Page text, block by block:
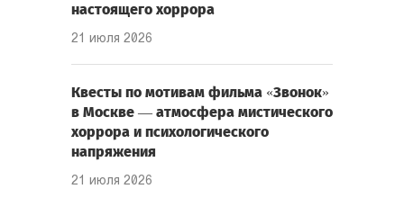
настоящего хоррора
21 июля 2026
Квесты по мотивам фильма «Звонок»
в Москве — атмосфера мистического
хоррора и психологического
напряжения
21 июля 2026